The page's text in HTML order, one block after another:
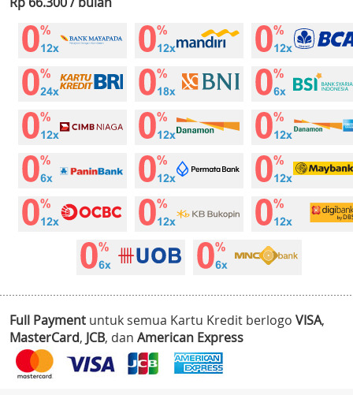
Full Payment untuk semua Kartu Kredit berlogo VISA,
MasterCard, JCB, dan American Express